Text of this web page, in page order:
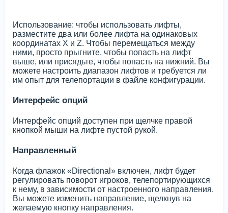
Использование: чтобы использовать лифты,
разместите два или более лифта на одинаковых
координатах X и Z. Чтобы перемещаться между
ними, просто прыгните, чтобы попасть на лифт
выше, или присядьте, чтобы попасть на нижний. Вы
можете настроить диапазон лифтов и требуется ли
им опыт для телепортации в файле конфигурации.
Интерфейс опций
Интерфейс опций доступен при щелчке правой
кнопкой мыши на лифте пустой рукой.
Направленный
Когда флажок «Directional» включен, лифт будет
регулировать поворот игроков, телепортирующихся
к нему, в зависимости от настроенного направления.
Вы можете изменить направление, щелкнув на
желаемую кнопку направления.